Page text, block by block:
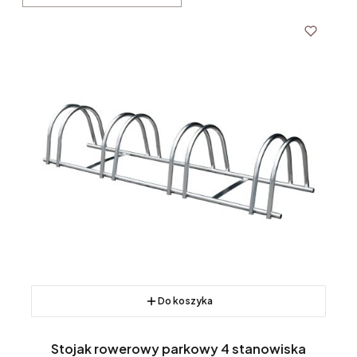
Do koszyka
Stojak rowerowy parkowy 4 stanowiska